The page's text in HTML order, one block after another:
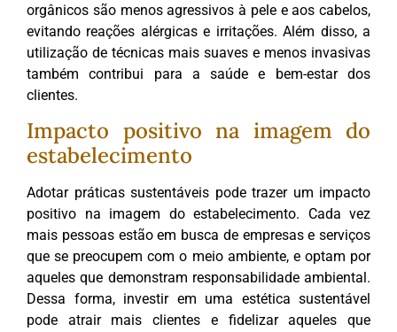
orgânicos são menos agressivos à pele e aos cabelos,
evitando reações alérgicas e irritações. Além disso, a
utilização de técnicas mais suaves e menos invasivas
também contribui para a saúde e bem-estar dos
clientes.
Impacto positivo na imagem do
estabelecimento
Adotar práticas sustentáveis pode trazer um impacto
positivo na imagem do estabelecimento. Cada vez
mais pessoas estão em busca de empresas e serviços
que se preocupem com o meio ambiente, e optam por
aqueles que demonstram responsabilidade ambiental.
Dessa forma, investir em uma estética sustentável
pode atrair mais clientes e fidelizar aqueles que